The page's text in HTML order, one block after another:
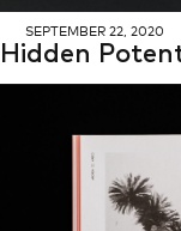
SEP­TEM­BER 22, 2020
Hid­den